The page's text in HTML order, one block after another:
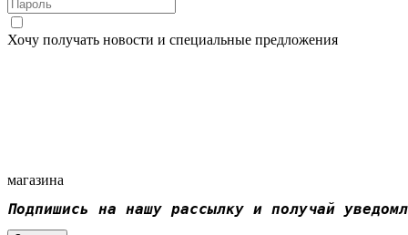
Хочу получать новости и специальные предложения
магазина
Подпишись на нашу рассылку и получай